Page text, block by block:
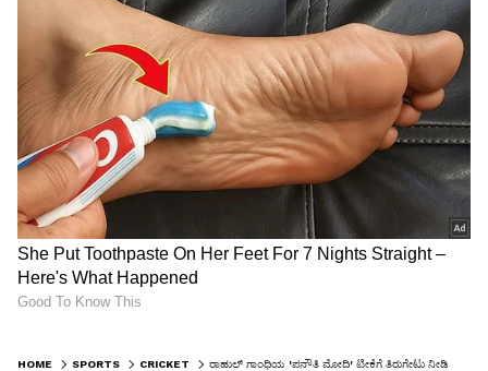
HOME SPORTS CRICKET